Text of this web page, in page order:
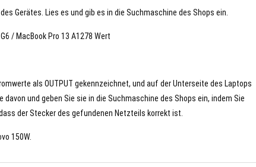
Gerätes. Lies es und gib es in die Suchmaschine des Shops ein.
/ MacBook Pro 13 A1278 Wert
als OUTPUT gekennzeichnet, und auf der Unterseite des Laptops
und geben Sie sie in die Suchmaschine des Shops ein, indem Sie
der Stecker des gefundenen Netzteils korrekt ist.
150W.